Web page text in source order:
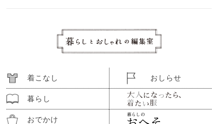
着こなし
暮らし
おでかけ
おしらせ